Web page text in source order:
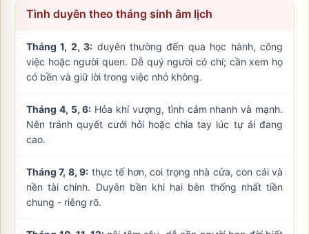
Tình duyên theo tháng sinh âm lịch
Tháng 1, 2, 3: duyên thường đến qua học hành, công
việc hoặc người quen. Dễ quý người có chí; cần xem họ
có bền và giữ lời trong việc nhỏ không.
Tháng 4, 5, 6: Hỏa khí vượng, tình cảm nhanh và mạnh.
Nên tránh quyết cưới hỏi hoặc chia tay lúc tự ái đang
cao.
Tháng 7, 8, 9: thực tế hơn, coi trọng nhà cửa, con cái và
nền tài chính. Duyên bền khi hai bên thống nhất tiền
chung - riêng rõ.